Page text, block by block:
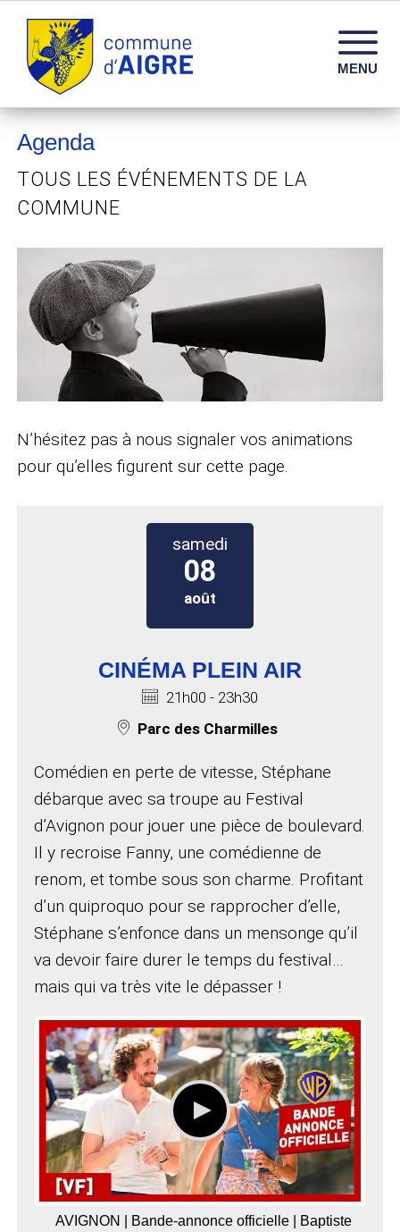
Commune d'Aigre – Infos, services et vie locale en
MENU
Agenda
TOUS LES ÉVÉNEMENTS DE LA
COMMUNE
N’hésitez pas à nous signaler vos animations
pour qu’elles figurent sur cette page.
samedi 08 août 2026 à 21h00
samedi
08
août
CINÉMA PLEIN AIR
Horaires :
21h00 - 23h30
Lieu de l'événement :
Parc des Charmilles
Comédien en perte de vitesse, Stéphane
débarque avec sa troupe au Festival
d’Avignon pour jouer une pièce de boulevard.
Il y recroise Fanny, une comédienne de
renom, et tombe sous son charme. Profitant
d’un quiproquo pour se rapprocher d’elle,
Stéphane s’enfonce dans un mensonge qu’il
va devoir faire durer le temps du festival…
mais qui va très vite le dépasser !
AVIGNON | Bande-annonce officielle | Baptiste